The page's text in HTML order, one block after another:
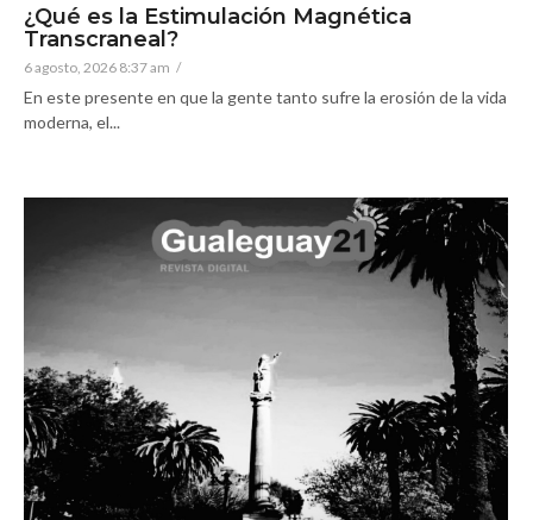
¿Qué es la Estimulación Magnética
Transcraneal?
6 agosto, 2026 8:37 am /
En este presente en que la gente tanto sufre la erosión de la vida
moderna, el...